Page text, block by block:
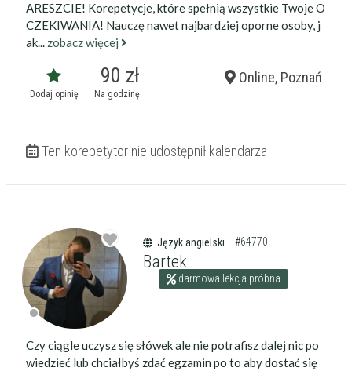
ARESZCIE! Korepetycje, które spełnią wszystkie Twoje O
CZEKIWANIA! Nauczę nawet najbardziej oporne osoby, j
ak... zobacz więcej
Dodaj opinię
90 zł
Na godzinę
Online, Poznań
Ten korepetytor nie udostępnił kalendarza
Język angielski #64770
Bartek
darmowa lekcja próbna
Czy ciągle uczysz się słówek ale nie potrafisz dalej nic po
wiedzieć lub chciałbyś zdać egzamin po to aby dostać się